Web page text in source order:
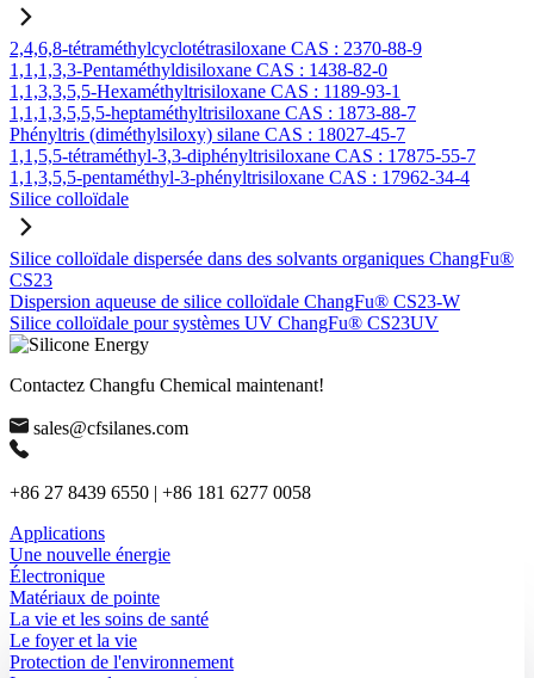
2,4,6,8-tétraméthylcyclotétrasiloxane CAS : 2370-88-9
1,1,1,3,3-Pentaméthyldisiloxane CAS : 1438-82-0
1,1,3,3,5,5-Hexaméthyltrisiloxane CAS : 1189-93-1
1,1,1,3,5,5,5-heptaméthyltrisiloxane CAS : 1873-88-7
Phényltris (diméthylsiloxy) silane CAS : 18027-45-7
1,1,5,5-tétraméthyl-3,3-diphényltrisiloxane CAS : 17875-55-7
1,1,3,5,5-pentaméthyl-3-phényltrisiloxane CAS : 17962-34-4
Silice colloïdale
Silice colloïdale dispersée dans des solvants organiques ChangFu®
CS23
Dispersion aqueuse de silice colloïdale ChangFu® CS23-W
Silice colloïdale pour systèmes UV ChangFu® CS23UV
Contactez Changfu Chemical maintenant!
sales@cfsilanes.com
+86 27 8439 6550 | +86 181 6277 0058
Applications
Une nouvelle énergie
Électronique
Matériaux de pointe
La vie et les soins de santé
Le foyer et la vie
Protection de l'environnement